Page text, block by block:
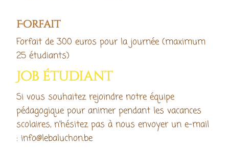
Forfait
Forfait de 300 euros pour la journée (maximum
25 étudiants)
Job étudiant
Si vous souhaitez rejoindre notre équipe
pédagogique pour animer pendant les vacances
scolaires, n'hésitez pas à nous envoyer un e-mail
: info@lebaluchon.be